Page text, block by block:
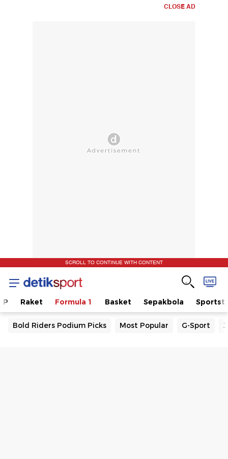
CLOSE AD
SCROLL TO CONTINUE WITH CONTENT
Raket Formula 1 Basket Sepakbola
Bold Riders Podium Picks Most Popular G-Sport